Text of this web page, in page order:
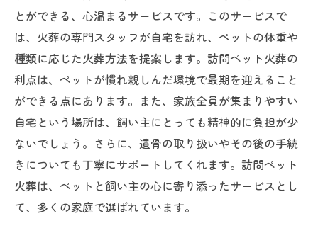
訪問ペット火葬の感情的な利点
訪問ペット火葬の環境への配慮
訪問ペット火葬が家族に与える影響
訪問ペット火葬と地域社会の関係
訪問ペット火葬の準備に必要なステップ
訪問ペット火葬の事前相談と予約
訪問ペット火葬の日程調整の方法
訪問ペット火葬に備える心の準備
訪問ペット火葬のために必要な物品の準備
とができる、心温まるサービスです。このサービスで
は、火葬の専門スタッフが自宅を訪れ、ペットの体重や
種類に応じた火葬方法を提案します。訪問ペット火葬の
利点は、ペットが慣れ親しんだ環境で最期を迎えること
ができる点にあります。また、家族全員が集まりやすい
自宅という場所は、飼い主にとっても精神的に負担が少
ないでしょう。さらに、遺骨の取り扱いやその後の手続
きについても丁寧にサポートしてくれます。訪問ペット
火葬は、ペットと飼い主の心に寄り添ったサービスとし
て、多くの家庭で選ばれています。